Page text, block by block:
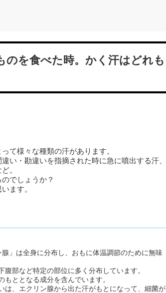
のを食べた時。かく汗はどれも
て様々な種類の汗があります。
い・勘違いを指摘された時に急に噴出する汗、
。
でしょうか？
ます。
」は全身に分布し、おもに体温調節のために無味
部など特定の部位に多く分布しています。
ととなる成分を含んでいます。
は、エクリン腺から出た汗がもとになって、細菌が